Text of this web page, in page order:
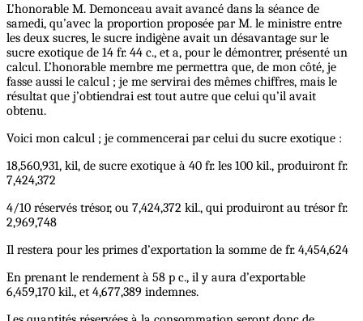
L’honorable M. Demonceau avait avancé dans la séance de
samedi, qu’avec la proportion proposée par M. le ministre entre
les deux sucres, le sucre indigène avait un désavantage sur le
sucre exotique de 14 fr. 44 c., et a, pour le démontrer, présenté un
calcul. L’honorable membre me permettra que, de mon côté, je
fasse aussi le calcul ; je me servirai des mêmes chiffres, mais le
résultat que j’obtiendrai est tout autre que celui qu’il avait
obtenu.
Voici mon calcul ; je commencerai par celui du sucre exotique :
18,560,931, kil, de sucre exotique à 40 fr. les 100 kil., produiront fr.
7,424,372
4/10 réservés trésor, ou 7,424,372 kil., qui produiront au trésor fr.
2,969,748
Il restera pour les primes d’exportation la somme de fr. 4,454,624
En prenant le rendement à 58 p c., il y aura d’exportable
6,459,170 kil., et 4,677,389 indemnes.